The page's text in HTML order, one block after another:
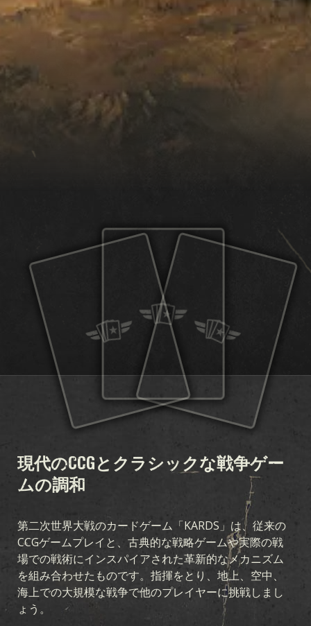
現代のCCGとクラシックな戦争ゲー
ムの調和
第二次世界大戦のカードゲーム「KARDS」は、従来の
CCGゲームプレイと、古典的な戦略ゲームや実際の戦
場での戦術にインスパイアされた革新的なメカニズム
を組み合わせたものです。指揮をとり、地上、空中、
海上での大規模な戦争で他のプレイヤーに挑戦しまし
ょう。